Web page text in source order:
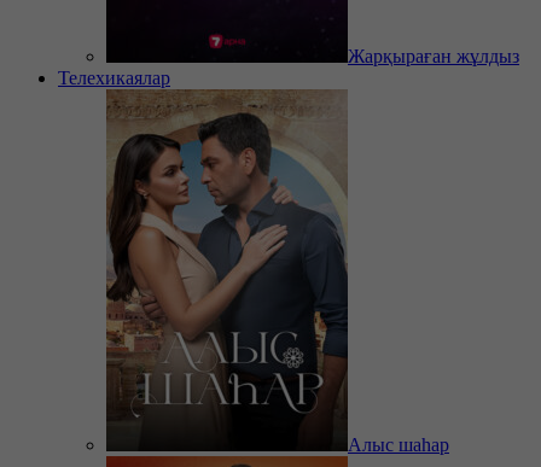
Жарқыраған жұлдыз
Телехикаялар
Алыс шаһар